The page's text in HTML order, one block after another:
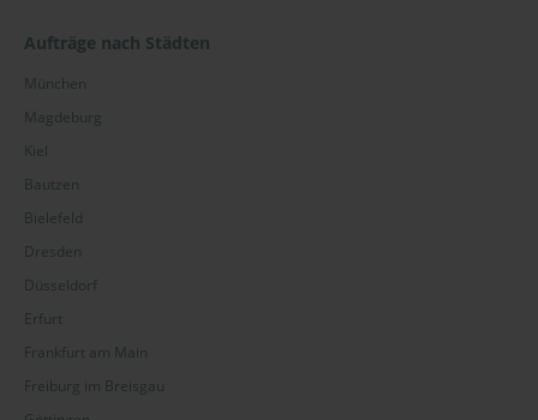
Aufträge nach Städten
München
Magdeburg
Kiel
Bautzen
Bielefeld
Dresden
Düsseldorf
Erfurt
Frankfurt am Main
Freiburg im Breisgau